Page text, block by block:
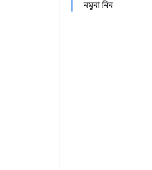
নমুনা নিন